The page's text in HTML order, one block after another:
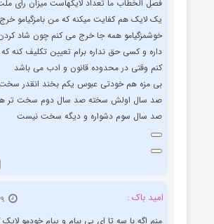
فصل الخطاب ما تعداد لایکهاست میزان رای
یک لایک هم کفایت میکنه که من بامزگیامو
خوشمزگیامو همه جا خرج می کنم چون شاد
داره و کسی حق نداره برام تعیین تکلیف کنه
کنم وقتی در محدوده قانون و ادب می باشد
بی مزه هم خودتی عبوس یکم بخند انقدر سخت
صد سال اولش سخته صد سال دوم سخت تر
صد سال سوم دشواره و دیگه سخت نیست
امید باک :
منم اگه با سه تا ای پی بیام و پیام خودمو لایک